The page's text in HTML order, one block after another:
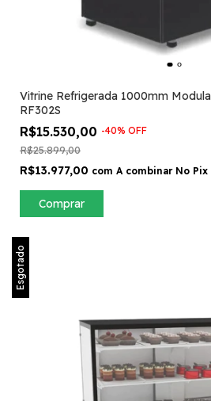
Vitrine Refrigerada 1000mm
RF302S
R$15.530,00 -40% OFF
R$25.899,00
R$13.977,00 com A combinar No Pix
Comprar
Esgotado